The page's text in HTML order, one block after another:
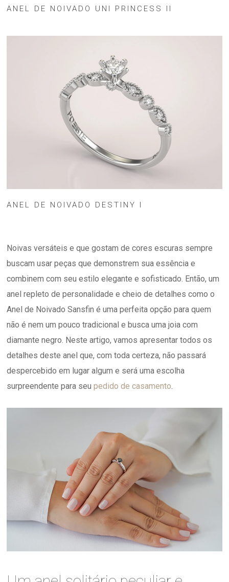
ANEL DE NOIVADO UNI PRINCESS II
ANEL DE NOIVADO DESTINY I
Noivas versáteis e que gostam de cores escuras sempre
buscam usar peças que demonstrem sua essência e
combinem com seu estilo elegante e sofisticado. Então, um
anel repleto de personalidade e cheio de detalhes como o
Anel de Noivado Sansfin é uma perfeita opção para quem
não é nem um pouco tradicional e busca uma joia com
diamante negro. Neste artigo, vamos apresentar todos os
detalhes deste anel que, com toda certeza, não passará
despercebido em lugar algum e será uma escolha
surpreendente para seupedido de casamento.